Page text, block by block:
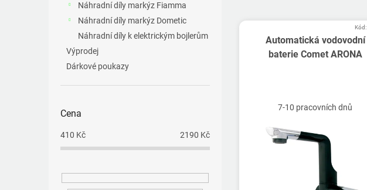
Náhradní díly markýz Fiamma
Náhradní díly markýz Dometic
Náhradní díly k elektrickým bojlerům
Výprodej
Dárkové poukazy
Cena
410 Kč 2190 Kč
Automatická vodovodní
baterie Comet ARONA
7-10 pracovních dnů
Kód: